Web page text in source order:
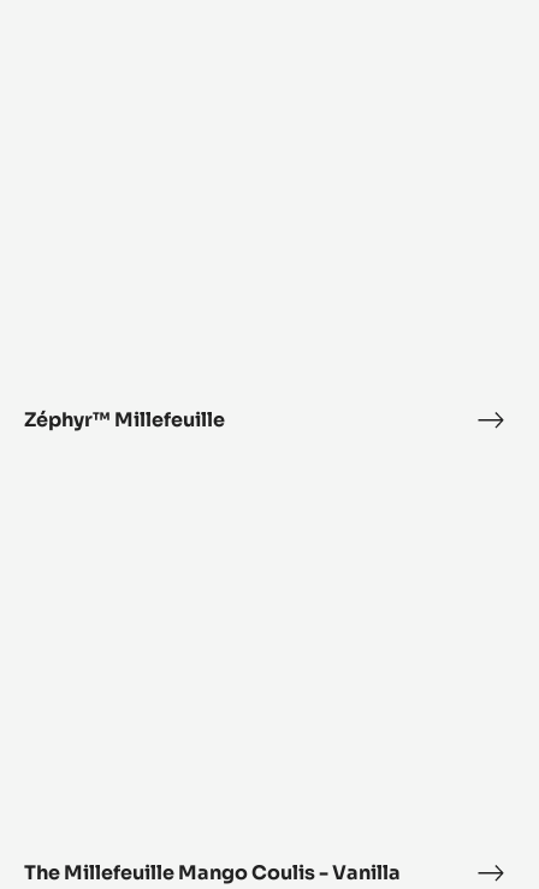
Zéphyr™ Millefeuille
The Millefeuille Mango Coulis - Vanilla
The